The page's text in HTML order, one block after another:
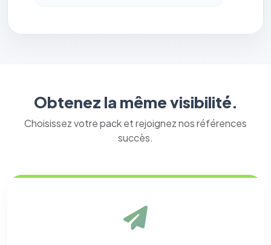
Obtenez la même visibilité.
Choisissez votre pack et rejoignez nos références
succès.